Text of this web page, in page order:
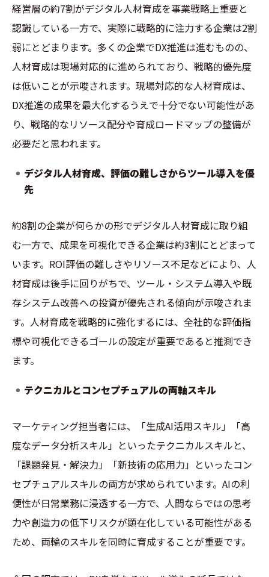
経営層の約7割がデジタル人材育成を事業戦略上重要と
認識している一方で、実際に戦略的に注力する企業は2割
弱にとどまります。多くの企業でDX推進は進むものの、
人材育成は現場対応的に進められており、戦略的優先度
は低いことが示唆されます。現場対応的な人材育成は、
DX推進の成果を最大化するうえで十分でない可能性があ
り、戦略的なリソース配分や育成ロードマップの整備が
必要だと思われます。
デジタル人材育成、評価の難しさからツール導入を優
先
約8割の企業が何らかの形でデジタル人材育成に取り組
む一方で、成果を可視化できる企業は約3割にとどまって
います。ROI評価の難しさやリソース不足などにより、人
材育成は後手に回りがちで、ツール・システム導入や既
存システム改善への投資が優先される傾向が示唆されま
す。人材育成を戦略的に強化するには、全社的な評価指
標や可視化できるゴールの設定が重要であると推測でき
ます。
テクニカルとコンセプチュアルの両軸スキル
マーケティング担当者には、「生成AI活用スキル」「高
度なデータ分析スキル」といったテクニカルスキルと、
「課題発見・解決力」「新技術の応用力」といったコン
セプチュアルスキルの両方が求められています。AIの利
便性が日常業務に浸透する一方で、人間ならではの思考
力や創造力の低下リスクが顕在化している可能性がある
ため、両輪のスキルを同時に育成することが重要です。